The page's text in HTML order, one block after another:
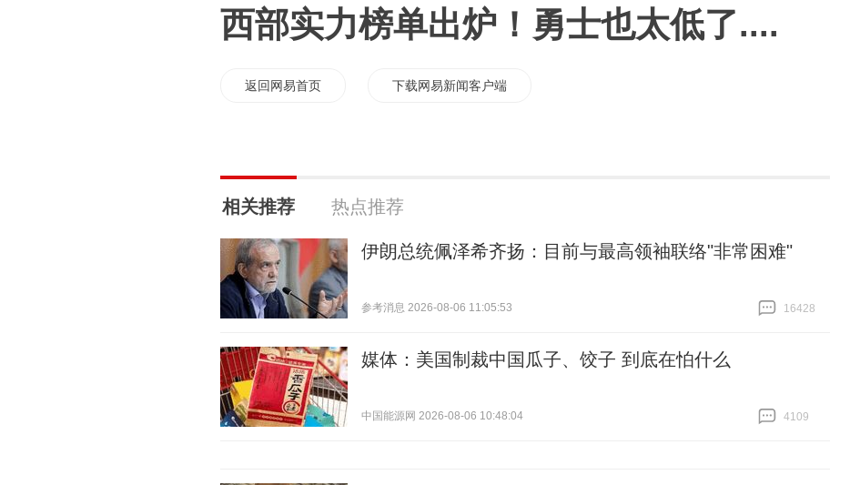
西部实力榜单出炉！勇士也太低了....
返回网易首页 下载网易新闻客户端
相关推荐 热点推荐
伊朗总统佩泽希齐扬：目前与最高领袖联络"非常困难"
参考消息 2026-08-06 11:05:53
16428
媒体：美国制裁中国瓜子、饺子 到底在怕什么
中国能源网 2026-08-06 10:48:04
4109